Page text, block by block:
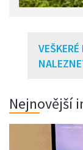
Nejnovější